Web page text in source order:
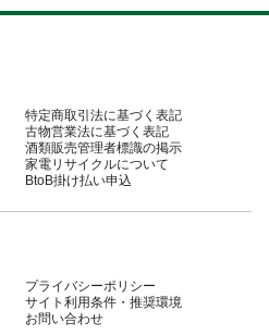
特定商取引法に基づく表記
古物営業法に基づく表記
酒類販売管理者標識の掲示
家電リサイクルについて
BtoB掛け払い申込
プライバシーポリシー
サイト利用条件・推奨環境
お問い合わせ